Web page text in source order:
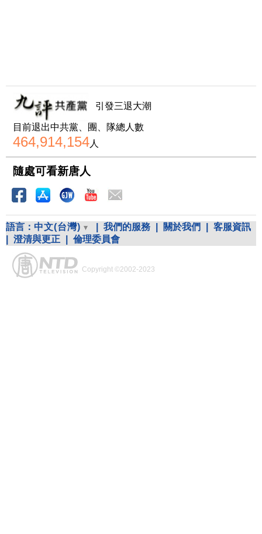
引發三退大潮
目前退出中共黨、團、隊總人數
464,914,154人
隨處可看新唐人
語言： 中文(台灣) 我們的服務 關於我們
客服資訊
澄清與更正 倫理委員會
Copyright ©2002-2023